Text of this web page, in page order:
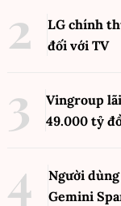
LG chính
đối với TV
Vingroup
49.000 tỷ
Người
Gemini